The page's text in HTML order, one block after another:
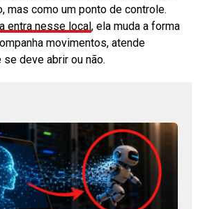
mas como um ponto de controle.
entra nesse local, ela muda a forma
movimentos, atende
deve abrir ou não.